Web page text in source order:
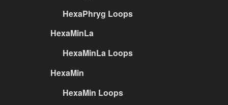
HexaPhryg Loops
HexaMinLa
HexaMinLa Loops
HexaMin
HexaMin Loops